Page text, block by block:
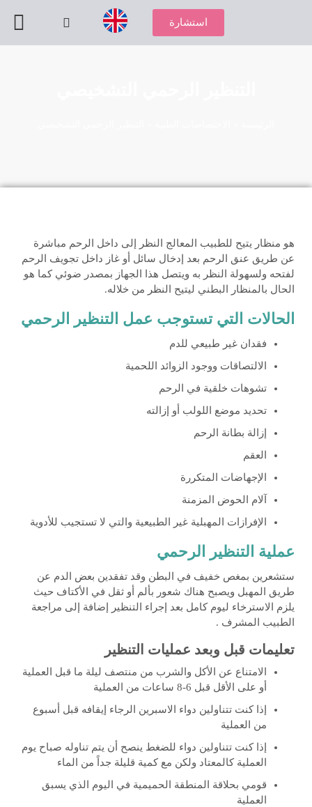
استشارة
هو منظار يتيح للطبيب المعالج النظر إلى داخل الرحم مباشرة
عن طريق عنق الرحم بعد إدخال سائل أو غاز داخل تجويف الرحم
لفتحه ولسهولة النظر به ويتصل هذا الجهاز بمصدر ضوئي كما هو
الحال بالمنظار البطني ليتيح النظر من خلاله.
الحالات التي تستوجب عمل التنظير الرحمي
فقدان غير طبيعي للدم
الالتصاقات ووجود الزوائد اللحمية
تشوهات خلقية في الرحم
تحديد موضع اللولب أو إزالته
إزالة بطانة الرحم
العقم
الإجهاضات المتكررة
آلام الحوض المزمنة
الإفرازات المهبلية غير الطبيعية والتي لا تستجيب للأدوية
عملية التنظير الرحمي
ستشعرين بمغص خفيف في البطن وقد تفقدين بعض الدم عن
طريق المهبل ويصبح هناك شعور بألم أو ثقل في الأكتاف حيث
يلزم الاسترخاء ليوم كامل بعد إجراء التنظير إضافة إلى مراجعة
الطبيب المشرف .
تعليمات قبل وبعد عمليات التنظير
الامتناع عن الأكل والشرب من منتصف ليلة ما قبل العملية
أو على الأقل قبل 6-8 ساعات من العملية
إذا كنت تتناولين دواء الاسبرين الرجاء إيقافه قبل أسبوع
من العملية
إذا كنت تتناولين دواء للضغط ينصح أن يتم تناوله صباح يوم
العملية كالمعتاد ولكن مع كمية قليلة جداً من الماء
قومي بحلاقة المنطقة الحميمية في اليوم الذي يسبق
العملية